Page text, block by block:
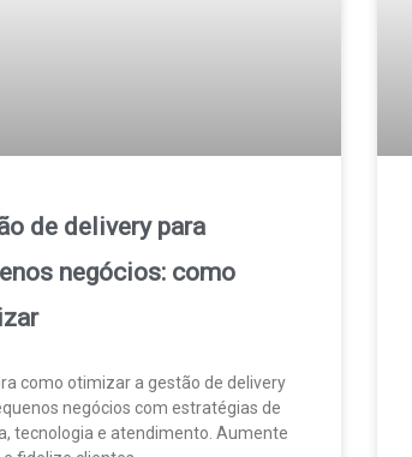
de delivery para
negócios: como
como otimizar a gestão de delivery
negócios com estratégias de
tecnologia e atendimento. Aumente